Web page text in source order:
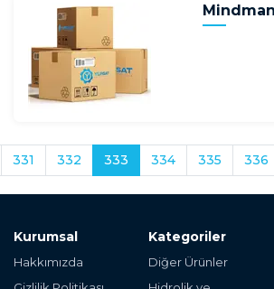
331 332 333 334 335 336
Kurumsal
Hakkımızda
Kategoriler
Diğer Ürünler